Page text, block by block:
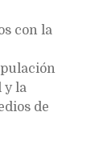
con la
y la
de